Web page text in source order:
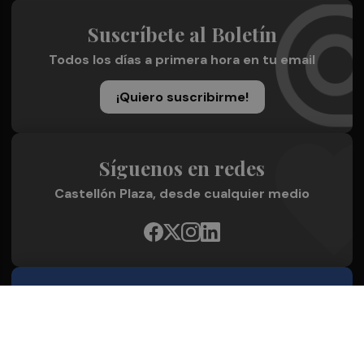
Suscríbete al Boletín
Todos los días a primera hora en tu email
¡Quiero suscribirme!
Síguenos en redes
Castellón Plaza, desde cualquier medio